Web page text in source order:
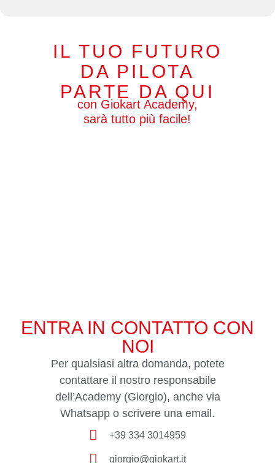
IL TUO FUTURO
DA PILOTA
PARTE DA QUI
con Giokart Academy,
sarà tutto più facile!
ENTRA IN CONTATTO CON
NOI
Per qualsiasi altra domanda, potete
contattare il nostro responsabile
dell’Academy (Giorgio), anche via
Whatsapp o scrivere una email.
+39 334 3014959
giorgio@giokart.it